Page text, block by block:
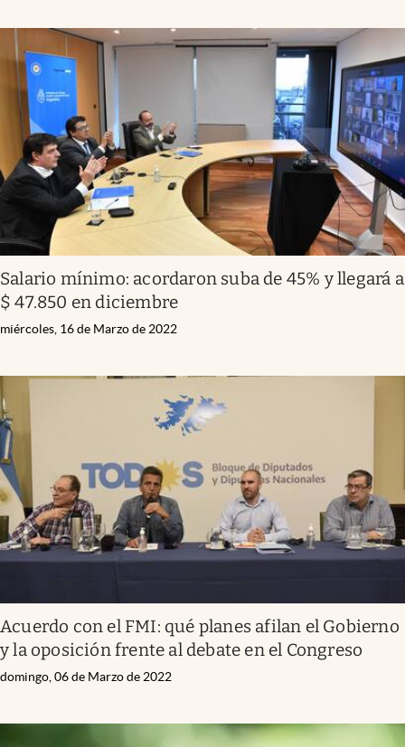
Salario mínimo: acordaron suba de 45% y llegará a
$ 47.850 en diciembre
miércoles, 16 de Marzo de 2022
Acuerdo con el FMI: qué planes afilan el Gobierno
y la oposición frente al debate en el Congreso
domingo, 06 de Marzo de 2022